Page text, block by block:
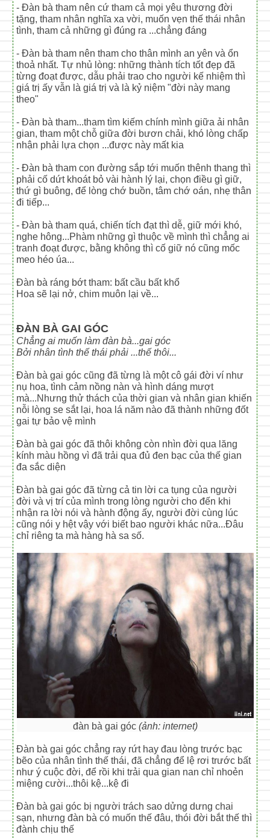
- Đàn bà tham nên cứ tham cả mọi yêu thương đời
tặng, tham nhân nghĩa xa vời, muốn vẹn thế thái nhân
tình, tham cả những gì đúng ra ...chẳng đáng
- Đàn bà tham nên tham cho thân mình an yên và ổn
thoả nhất. Tự nhủ lòng: những thành tích tốt đẹp đã
từng đoạt được, dẫu phải trao cho người kế nhiệm thì
giá trị ấy vẫn là giá trị và là kỷ niệm "đời này mang
theo"
- Đàn bà tham...tham tìm kiếm chính mình giữa ải nhân
gian, tham một chỗ giữa đời bươn chải, khó lòng chấp
nhận phải lựa chọn ...được này mất kia
- Đàn bà tham con đường sắp tới muốn thênh thang thì
phải cố dứt khoát bỏ vài hành lý lại, chọn điều gì giữ,
thứ gì buông, để lòng chớ buồn, tâm chớ oán, nhẹ thân
đi tiếp...
- Đàn bà tham quá, chiến tích đạt thì dễ, giữ mới khó,
nghe hông...Phàm những gì thuộc về mình thì chẳng ai
tranh đoạt được, bằng không thì cố giữ nó cũng mốc
meo héo úa...
Đàn bà ráng bớt tham: bất cầu bất khổ
Hoa sẽ lại nở, chim muôn lại về...
ĐÀN BÀ GAI GÓC
Chẳng ai muốn làm đàn bà...gai góc
Bởi nhân tình thế thái phải ...thế thôi...
Đàn bà gai góc cũng đã từng là một cô gái đời ví như
nụ hoa, tình cảm nồng nàn và hình dáng mượt
mà...Nhưng thử thách của thời gian và nhân gian khiến
nỗi lòng se sắt lại, hoa lá năm nào đã thành những đốt
gai tự bảo vệ mình
Đàn bà gai góc đã thôi không còn nhìn đời qua lăng
kính màu hồng vì đã trải qua đủ đen bạc của thế gian
đa sắc diện
Đàn bà gai góc đã từng cả tin lời ca tụng của người
đời và vị trí của mình trong lòng người cho đến khi
nhận ra lời nói và hành động ấy, người đời cùng lúc
cũng nói y hệt vậy với biết bao người khác nữa...Đâu
chỉ riêng ta mà hàng hà sa số.
đàn bà gai góc (ảnh: internet)
Đàn bà gai góc chẳng ray rứt hay đau lòng trước bạc
bẽo của nhân tình thế thái, đã chẳng để lệ rơi trước bất
như ý cuộc đời, để rồi khi trải qua gian nan chỉ nhoẻn
miệng cười...thôi kệ...kệ đi
Đàn bà gai góc bị người trách sao dửng dưng chai
sạn, nhưng đàn bà có muốn thế đâu, thói đời bắt thế thì
đành chịu thế